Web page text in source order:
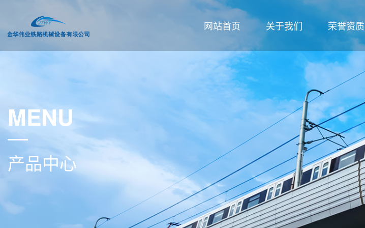
网站首页 关于我们 荣誉资质
MENU
产品中心